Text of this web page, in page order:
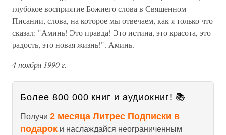
глубокое восприятие Божиего слова в Священном
Писании, слова, на которое мы отвечаем, как я только что
сказал: "Аминь! Это правда! Это истина, это красота, это
радость, это новая жизнь!". Аминь.
4 ноября 1990 г.
Более 800 000 книг и аудиокниг! 📚
Получи 2 месяца Литрес Подписки в
подарок и наслаждайся неограниченным